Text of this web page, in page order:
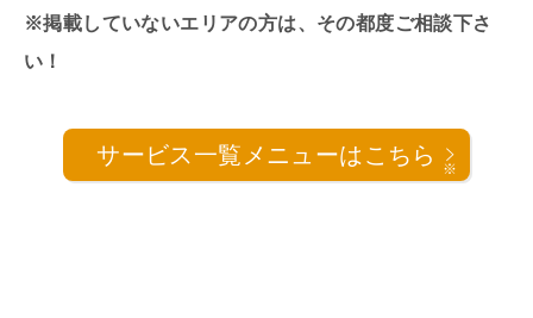
※掲載していないエリアの方は、その都度ご相談下さ
い！
※
サービス一覧メニューはこちら